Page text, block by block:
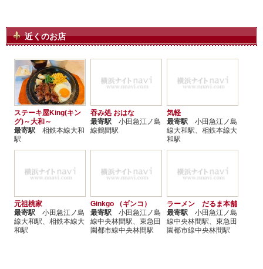
近くのお店
ステーキ屋King(キン
グ)～大和～
最寄駅 相鉄本線大和
駅
吞み処 おはな
最寄駅 小田急江ノ島
線鶴間駅
気軽
最寄駅 小田急江ノ島
線大和駅、相鉄本線大
和駅
元祖桃家
最寄駅 小田急江ノ島
線大和駅、相鉄本線大
和駅
Ginkgo （ギンコ）
最寄駅 小田急江ノ島
線中央林間駅、東急田
園都市線中央林間駅
ラーメン だるま本舗
最寄駅 小田急江ノ島
線中央林間駅、東急田
園都市線中央林間駅